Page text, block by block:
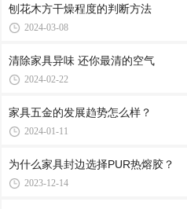
刨花木方干燥程度的判断方法
2024-03-08
清除家具异味 还你最清的空气
2024-02-22
家具五金的发展趋势怎么样？
2024-01-11
为什么家具封边选择PUR热熔胶？
2023-12-14